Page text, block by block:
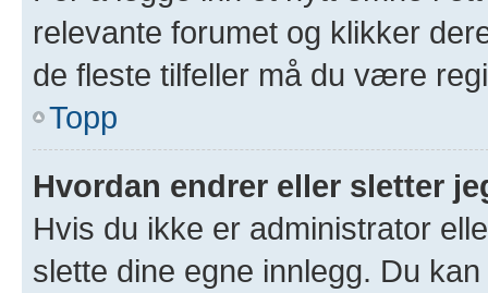
relevante forumet og klikker
de fleste tilfeller må du være
Topp
Hvordan endrer eller sletter
Hvis du ikke er administrator
slette dine egne innlegg. Du